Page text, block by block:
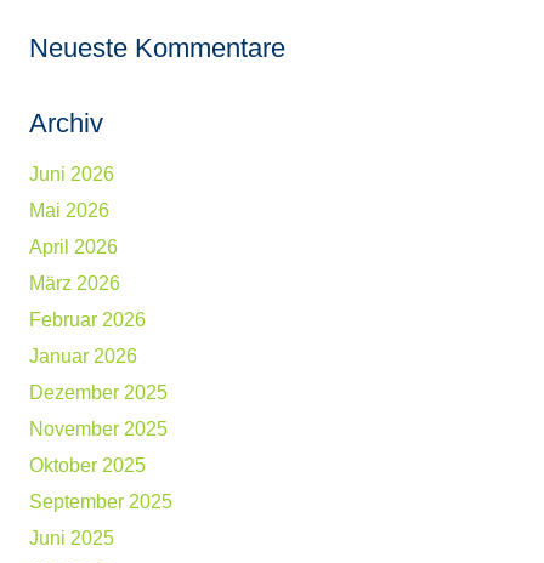
Neueste Kommentare
Archiv
Juni 2026
Mai 2026
April 2026
März 2026
Februar 2026
Januar 2026
Dezember 2025
November 2025
Oktober 2025
September 2025
Juni 2025